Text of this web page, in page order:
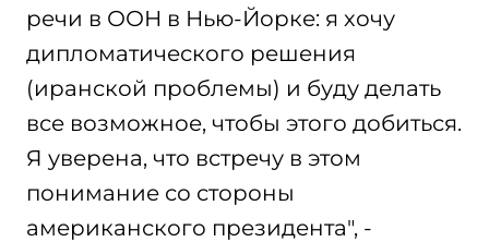
речи в ООН в Нью-Йорке: я хочу
дипломатического решения
(иранской проблемы) и буду делать
все возможное, чтобы этого добиться.
Я уверена, что встречу в этом
понимание со стороны
американского президента", -